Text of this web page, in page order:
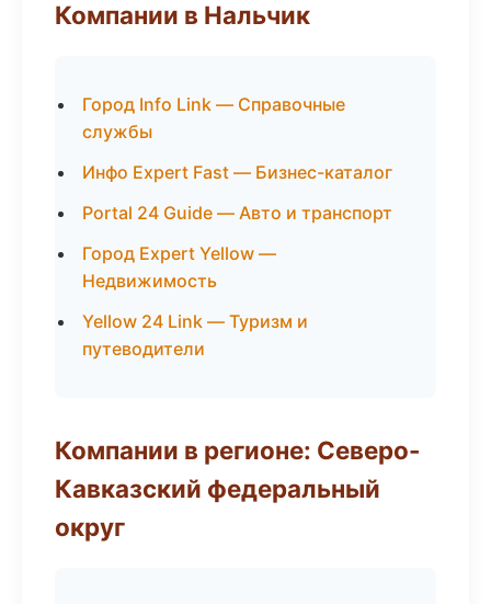
Компании в Нальчик
Город Info Link — Справочные
службы
Инфо Expert Fast — Бизнес-каталог
Portal 24 Guide — Авто и транспорт
Город Expert Yellow —
Недвижимость
Yellow 24 Link — Туризм и
путеводители
Компании в регионе: Северо-
Кавказский федеральный
округ